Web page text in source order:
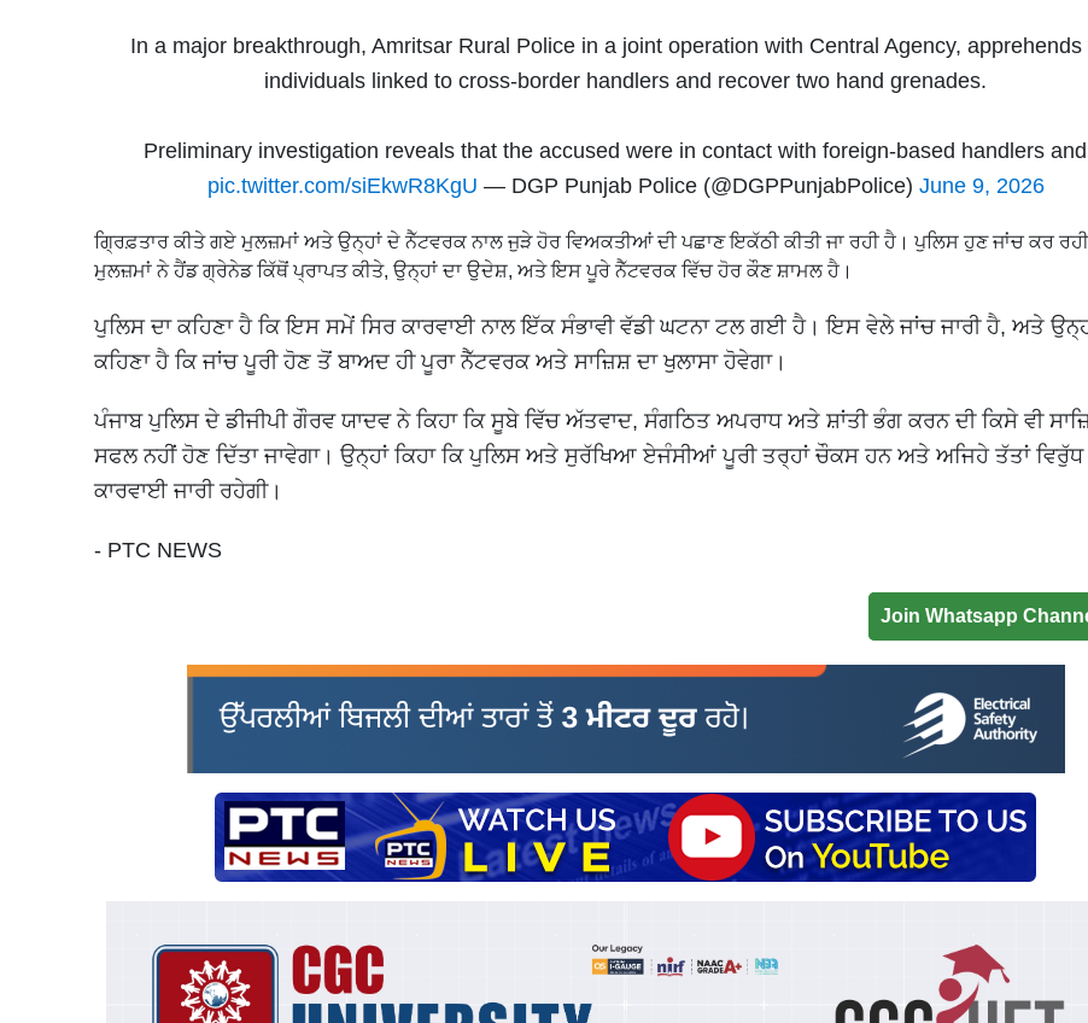
In a major breakthrough, Amritsar Rural Police in a joint operation with Central Agency, apprehends
individuals linked to cross-border handlers and recover two hand grenades.
Preliminary investigation reveals that the accused were in contact with foreign-based handlers
pic.twitter.com/siEkwR8KgU — DGP Punjab Police (@DGPPunjabPolice) June 9, 2026
ਗ੍ਰਿਫ਼ਤਾਰ ਕੀਤੇ ਗਏ ਮੁਲਜ਼ਮਾਂ ਅਤੇ ਉਨ੍ਹਾਂ ਦੇ ਨੈੱਟਵਰਕ ਨਾਲ ਜੁੜੇ ਹੋਰ ਵਿਅਕਤੀਆਂ ਦੀ ਪਛਾਣ ਇਕੱਠੀ ਕੀਤੀ ਜਾ ਰਹੀ ਹੈ। ਪੁਲਿਸ ਹੁਣ ਜਾਂਚ ਕਰ
ਮੁਲਜ਼ਮਾਂ ਨੇ ਹੈਂਡ ਗ੍ਰੇਨੇਡ ਕਿੱਥੋਂ ਪ੍ਰਾਪਤ ਕੀਤੇ, ਉਨ੍ਹਾਂ ਦਾ ਉਦੇਸ਼, ਅਤੇ ਇਸ ਪੂਰੇ ਨੈੱਟਵਰਕ ਵਿੱਚ ਹੋਰ ਕੌਣ ਸ਼ਾਮਲ ਹੈ।
ਪੁਲਿਸ ਦਾ ਕਹਿਣਾ ਹੈ ਕਿ ਇਸ ਸਮੇਂ ਸਿਰ ਕਾਰਵਾਈ ਨਾਲ ਇੱਕ ਸੰਭਾਵੀ ਵੱਡੀ ਘਟਨਾ ਟਲ ਗਈ ਹੈ। ਇਸ ਵੇਲੇ ਜਾਂਚ ਜਾਰੀ ਹੈ, ਅਤੇ
ਕਹਿਣਾ ਹੈ ਕਿ ਜਾਂਚ ਪੂਰੀ ਹੋਣ ਤੋਂ ਬਾਅਦ ਹੀ ਪੂਰਾ ਨੈੱਟਵਰਕ ਅਤੇ ਸਾਜ਼ਿਸ਼ ਦਾ ਖੁਲਾਸਾ ਹੋਵੇਗਾ।
ਪੰਜਾਬ ਪੁਲਿਸ ਦੇ ਡੀਜੀਪੀ ਗੌਰਵ ਯਾਦਵ ਨੇ ਕਿਹਾ ਕਿ ਸੂਬੇ ਵਿੱਚ ਅੱਤਵਾਦ, ਸੰਗਠਿਤ ਅਪਰਾਧ ਅਤੇ ਸ਼ਾਂਤੀ ਭੰਗ ਕਰਨ ਦੀ ਕਿਸੇ ਵੀ
ਸਫਲ ਨਹੀਂ ਹੋਣ ਦਿੱਤਾ ਜਾਵੇਗਾ। ਉਨ੍ਹਾਂ ਕਿਹਾ ਕਿ ਪੁਲਿਸ ਅਤੇ ਸੁਰੱਖਿਆ ਏਜੰਸੀਆਂ ਪੂਰੀ ਤਰ੍ਹਾਂ ਚੌਕਸ ਹਨ ਅਤੇ ਅਜਿਹੇ ਤੱਤਾਂ
ਕਾਰਵਾਈ ਜਾਰੀ ਰਹੇਗੀ।
- PTC NEWS
Join Whatsapp